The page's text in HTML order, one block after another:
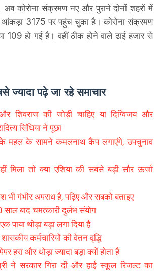
कोरोना संक्रमण नए और पुराने दोनों शहरों में
3175 पर पहुंच चुका है। कोरोना संक्रमण
109 हो गई है। वहीं ठीक होने वाले ढाई हजार से
ज्यादा पढ़े जा रहे समाचार
शिवराज की जोड़ी चाहिए या दिग्विजय और
सिंधिया ने पूछा
के महल के सामने कमलनाथ कैंप लगाएंगे, उपचुनाव
मिला तो क्या एशिया की सबसे बड़ी सौर ऊर्जा
गंभीर अपराध है, पढ़िए और सबको बताइए
बाद चमत्कारी दुर्लभ संयोग
पाया थोड़ा बड़ा लगा दिया है
कर्मचारियों की वेतन वृद्धि
हरा और थोड़ा ज्यादा बड़ा क्यों होता है
ने सरकार गिरा दी और हाई स्कूल रिजल्ट का